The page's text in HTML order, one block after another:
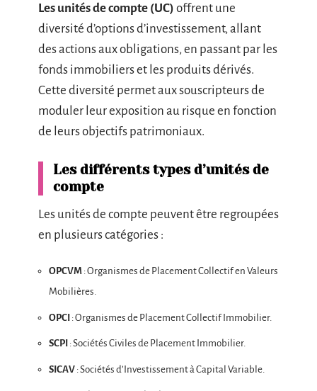
Les unités de compte (UC) offrent une
diversité d’options d’investissement, allant
des actions aux obligations, en passant par les
fonds immobiliers et les produits dérivés.
Cette diversité permet aux souscripteurs de
moduler leur exposition au risque en fonction
de leurs objectifs patrimoniaux.
Les différents types d’unités de
compte
Les unités de compte peuvent être regroupées
en plusieurs catégories :
OPCVM : Organismes de Placement Collectif en Valeurs
Mobilières.
OPCI : Organismes de Placement Collectif Immobilier.
SCPI : Sociétés Civiles de Placement Immobilier.
SICAV : Sociétés d’Investissement à Capital Variable.